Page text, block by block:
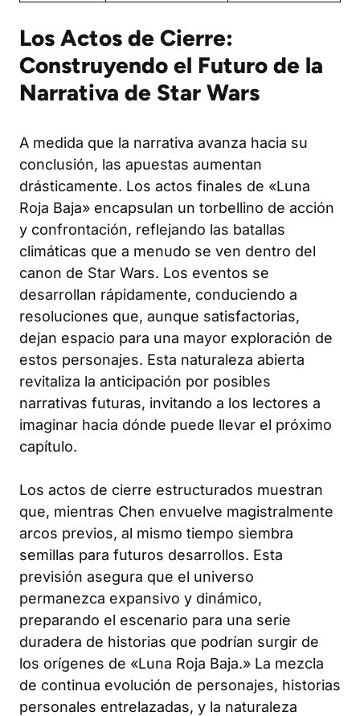
Los Actos de Cierre:
Construyendo el Futuro de la
Narrativa de Star Wars
A medida que la narrativa avanza hacia su
conclusión, las apuestas aumentan
drásticamente. Los actos finales de «Luna
Roja Baja» encapsulan un torbellino de acción
y confrontación, reflejando las batallas
climáticas que a menudo se ven dentro del
canon de Star Wars. Los eventos se
desarrollan rápidamente, conduciendo a
resoluciones que, aunque satisfactorias,
dejan espacio para una mayor exploración de
estos personajes. Esta naturaleza abierta
revitaliza la anticipación por posibles
narrativas futuras, invitando a los lectores a
imaginar hacia dónde puede llevar el próximo
capítulo.
Los actos de cierre estructurados muestran
que, mientras Chen envuelve magistralmente
arcos previos, al mismo tiempo siembra
semillas para futuros desarrollos. Esta
previsión asegura que el universo
permanezca expansivo y dinámico,
preparando el escenario para una serie
duradera de historias que podrían surgir de
los orígenes de «Luna Roja Baja.» La mezcla
de continua evolución de personajes, historias
personales entrelazadas, y la naturaleza